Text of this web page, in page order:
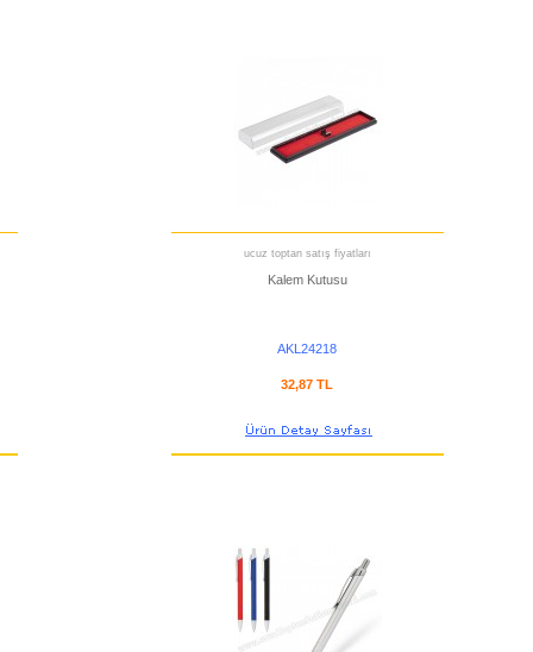
ucuz toptan satış fiyatları
Kalem Kutusu
AKL24218
32,87 TL